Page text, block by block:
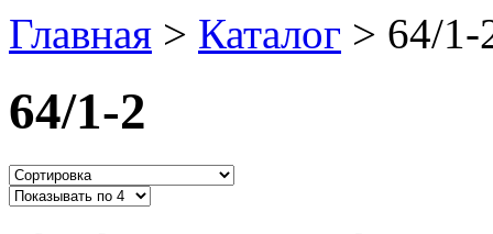
Главная > Каталог > 64/1-
64/1-2